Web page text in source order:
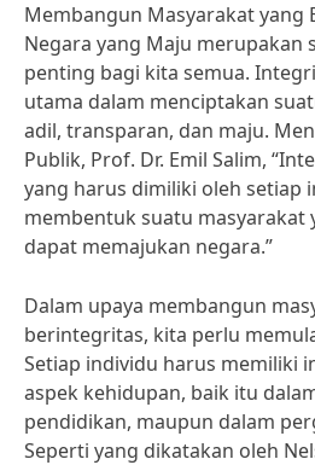
Membangun Masyarakat yang
Negara yang Maju merupakan
penting bagi kita semua.
utama dalam menciptakan
adil, transparan, dan maju.
Publik, Prof. Dr. Emil Salim,
yang harus dimiliki oleh setiap
membentuk suatu masyarakat
dapat memajukan negara.”
Dalam upaya membangun
berintegritas, kita perlu
Setiap individu harus memiliki
aspek kehidupan, baik itu
pendidikan, maupun dalam
Seperti yang dikatakan oleh